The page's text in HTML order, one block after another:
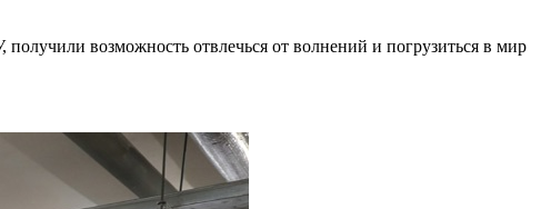
возможность отвлечься от волнений и погрузиться в мир